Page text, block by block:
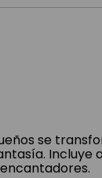
se
Incluye